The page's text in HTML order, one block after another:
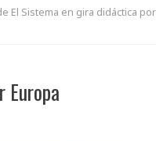
El Sistema en gira didáctica